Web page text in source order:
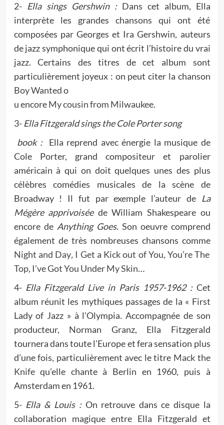
2-Ella sings Gershwin : Dans cet album, Ella
interprète les grandes chansons qui ont été
composées par Georges et Ira Gershwin, auteurs
de jazz symphonique qui ont écrit l’histoire du vrai
jazz. Certains des titres de cet album sont
particulièrement joyeux : on peut citer la chanson
Boy Wantedo
u encoreMy cousin from Milwaukee.
3- Ella Fitzgerald sings the Cole Porter song
book : Ella reprend avec énergie la musique de
Cole Porter, grand compositeur et parolier
américain à qui on doit quelques unes des plus
célèbres comédies musicales de la scène de
Broadway ! Il fut par exemple l’auteur de La
Mégère apprivoisée de William Shakespeare ou
encore de Anything Goes. Son oeuvre comprend
également de très nombreuses chansons comme
Night and Day, I Get a Kick out of You,You’re The
Top, I’ve Got You Under My Skin…
4- Ella Fitzgerald Live in Paris 1957-1962 : Cet
album réunit les mythiques passages de la « First
Lady of Jazz » à l’Olympia. Accompagnée de son
producteur, Norman Granz, Ella Fitzgerald
tournera dans toute l’Europe et fera sensation plus
d’une fois, particulièrement avec le titre Mack the
Knife qu’elle chante à Berlin en 1960, puis à
Amsterdam en 1961.
5- Ella & Louis : On retrouve dans ce disque la
collaboration magique entre Ella Fitzgerald et